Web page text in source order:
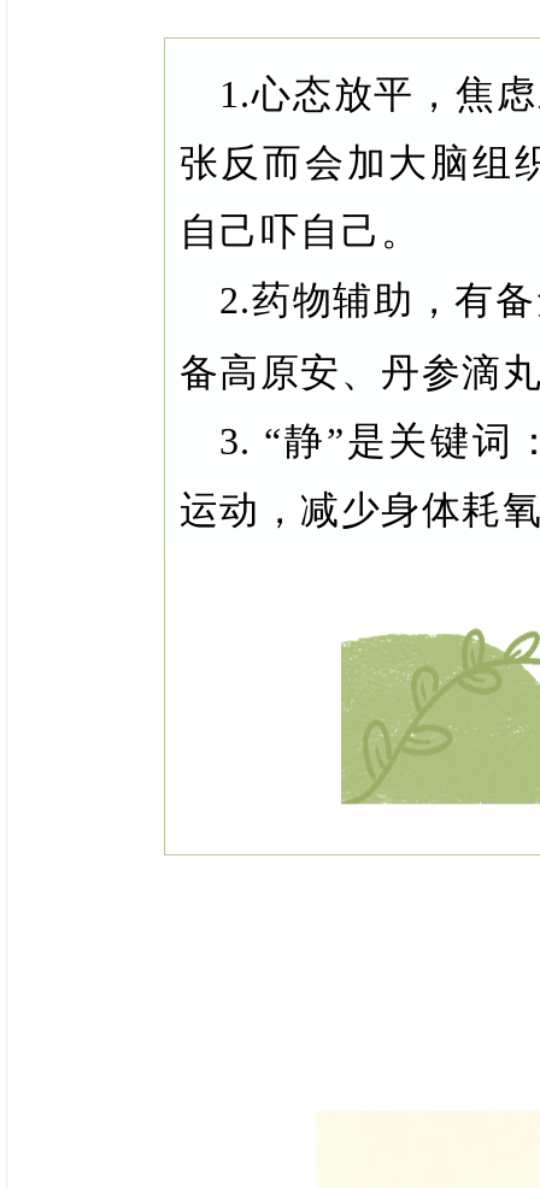
1.心态放平，焦
张反而会加大脑组
自己吓自己。
2.药物辅助，有
备高原安、丹参滴
3. “静”是关键词
运动，减少身体耗